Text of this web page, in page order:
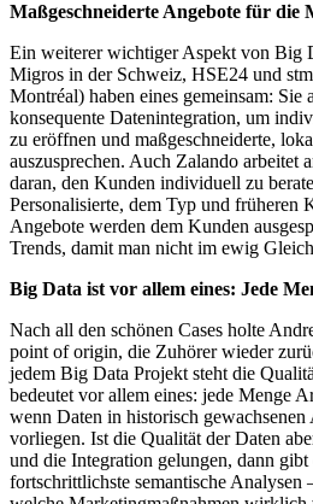
Maßgeschneiderte Angebote für die
Ein weiterer wichtiger Aspekt von Big
Migros in der Schweiz, HSE24 und
Montréal) haben eines gemeinsam: Sie
konsequente Datenintegration, um
zu eröffnen und maßgeschneiderte,
auszusprechen. Auch Zalando arbeitet
daran, den Kunden individuell zu
Personalisierte, dem Typ und früheren
Angebote werden dem Kunden
Trends, damit man nicht im ewig
Big Data ist vor allem eines: Jede
Nach all den schönen Cases holte
point of origin, die Zuhörer wieder
jedem Big Data Projekt steht die
bedeutet vor allem eines: jede Menge
wenn Daten in historisch
vorliegen. Ist die Qualität der Daten
und die Integration gelungen, dann gibt
fortschrittlichste semantische Analysen